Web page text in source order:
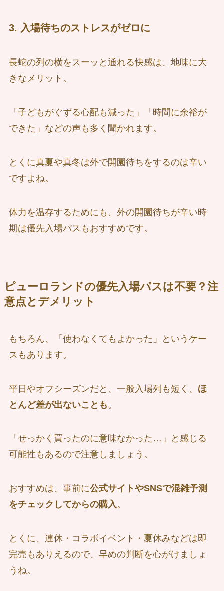
3. 入場待ちのストレスがゼロに
長蛇の列の横をスーッと通れる快感は、地味に大
きなメリット。
「子どもがぐずる心配も減った」「時間に余裕が
できた」などの声も多く聞かれます。
とくに真夏や真冬は外で開園待ちをするのは辛い
ですよね。
体力を温存するためにも、外の開園待ちが辛い時
期は優先入場パスもおすすめです。
ピューロランドの優先入場パスは不要？注
意点とデメリット
もちろん、「使わなくてもよかった」というケー
スもあります。
平日やオフシーズンだと、一般入場列も短く、 ほ
とんど差が出ないことも 。
「せっかく買ったのに意味なかった…」と感じる
可能性もあるので注意しましょう。
おすすめは、事前に公式サイトやSNSで混雑予測
をチェックしてからの購入。
とくに、連休・コラボイベント・夏休みなどは即
完売もありえるので、早めの判断を心がけましょ
うね。